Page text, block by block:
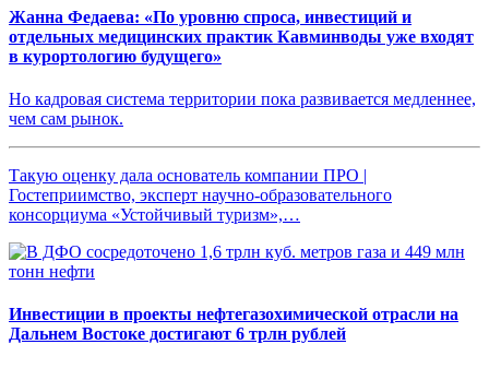
Жанна Федаева: «По уровню спроса, инвестиций и
отдельных медицинских практик Кавминводы уже входят
в курортологию будущего»
Но кадровая система территории пока развивается медленнее,
чем сам рынок.
Такую оценку дала основатель компании ПРО |
Гостеприимство, эксперт научно-образовательного
консорциума «Устойчивый туризм»,…
Инвестиции в проекты нефтегазохимической отрасли на
Дальнем Востоке достигают 6 трлн рублей